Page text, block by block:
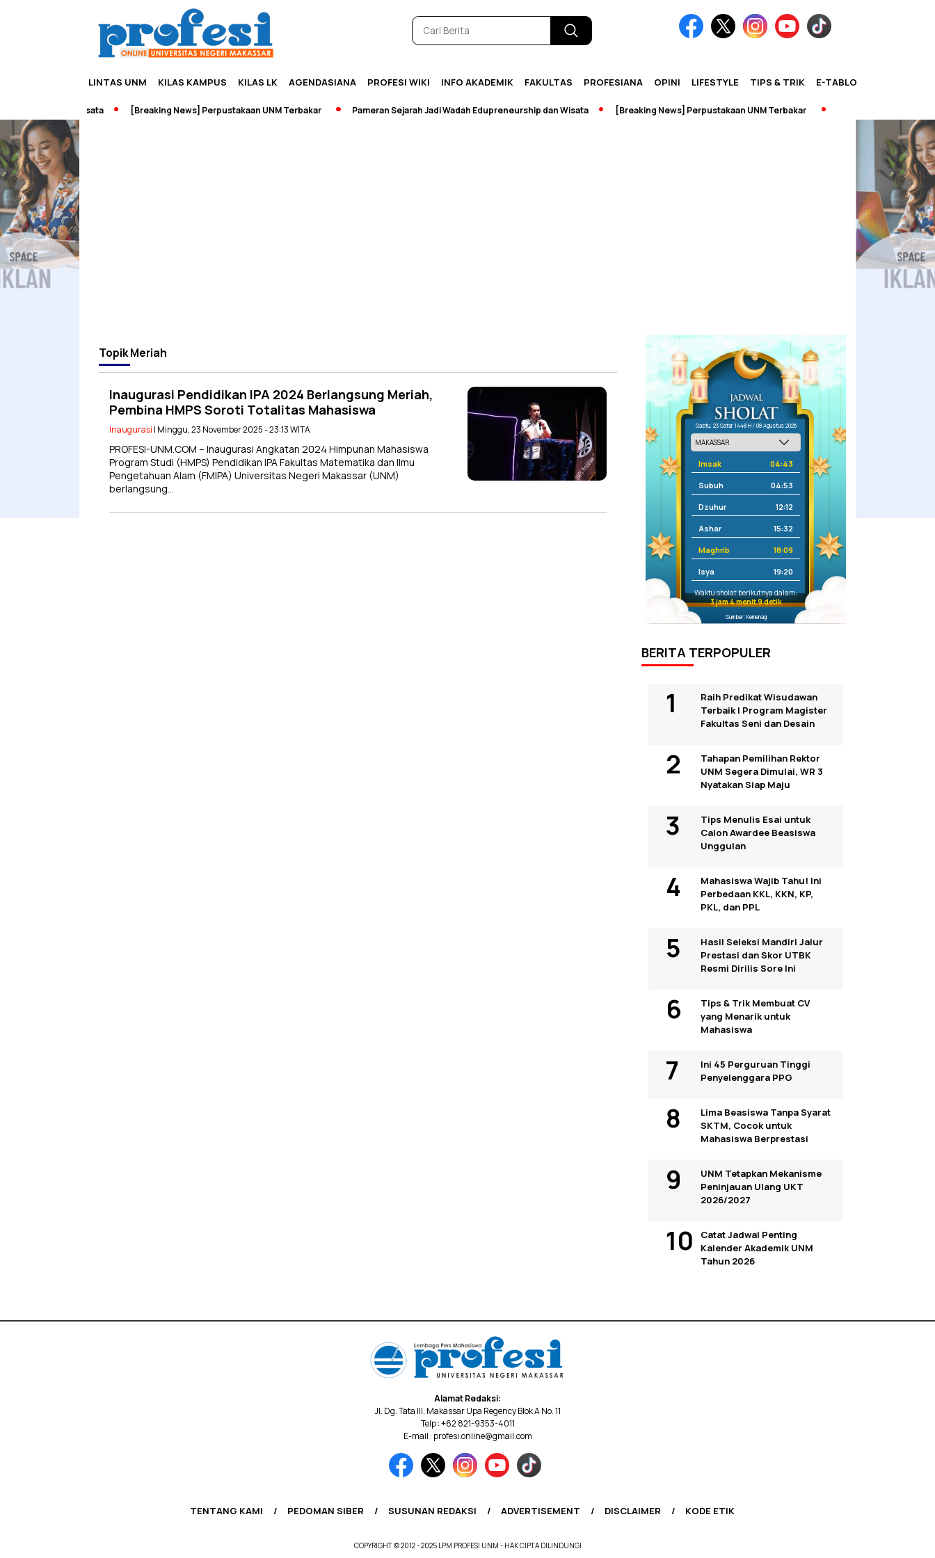
LINTAS UNM KILAS KAMPUS KILAS LK AGENDASIANA PROFESI WIKI INFO AKADEMIK FAKULTAS PROFESIANA OPINI LIFESTYLE TIPS & TRIK E-TABLOID
[Breaking News] Perpustakaan UNM Terbakar Pameran Sejarah Jadi Wadah Edupreneurship dan Wisata [Breaking News] Perpustakaan UNM Terbakar
TopikMeriah
Inaugurasi Pendidikan IPA 2024 Berlangsung Meriah,
Pembina HMPS Soroti Totalitas Mahasiswa
Inaugurasi | Minggu, 23 November 2025 - 23:13 WITA
PROFESI-UNM.COM – Inaugurasi Angkatan 2024 Himpunan Mahasiswa
Program Studi (HMPS) Pendidikan IPA Fakultas Matematika dan Ilmu
Pengetahuan Alam (FMIPA) Universitas Negeri Makassar (UNM)
berlangsung…
Sabtu, 23 Safar 1448 H / 08 Agustus 2026
Imsak 04:43
Subuh 04:53
Dzuhur 12:12
Ashar 15:32
Maghrib 18:09
Isya 19:20
Waktu sholat berikutnya dalam:
3 jam 4 menit 9 detik
Sumber: Kemenag
BERITA TERPOPULER
Raih Predikat Wisudawan
Terbaik I Program Magister
Fakultas Seni dan Desain
Tahapan Pemilihan Rektor
UNM Segera Dimulai, WR 3
Nyatakan Siap Maju
Tips Menulis Esai untuk
Calon Awardee Beasiswa
Unggulan
Mahasiswa Wajib Tahu! Ini
Perbedaan KKL, KKN, KP,
PKL, dan PPL
Hasil Seleksi Mandiri Jalur
Prestasi dan Skor UTBK
Resmi Dirilis Sore Ini
Tips & Trik Membuat CV
yang Menarik untuk
Mahasiswa
Ini 45 Perguruan Tinggi
Penyelenggara PPG
Lima Beasiswa Tanpa Syarat
SKTM, Cocok untuk
Mahasiswa Berprestasi
UNM Tetapkan Mekanisme
Peninjauan Ulang UKT
2026/2027
Catat Jadwal Penting
Kalender Akademik UNM
Tahun 2026
Alamat Redaksi:
Jl. Dg. Tata III, Makassar Upa Regency Blok A No. 11
Telp : +62 821-9353-4011
E-mail : profesi.online@gmail.com
TENTANG KAMI PEDOMAN SIBER SUSUNAN REDAKSI ADVERTISEMENT DISCLAIMER KODE ETIK
COPYRIGHT © 2012 - 2025 LPM PROFESI UNM - HAK CIPTA DILINDUNGI